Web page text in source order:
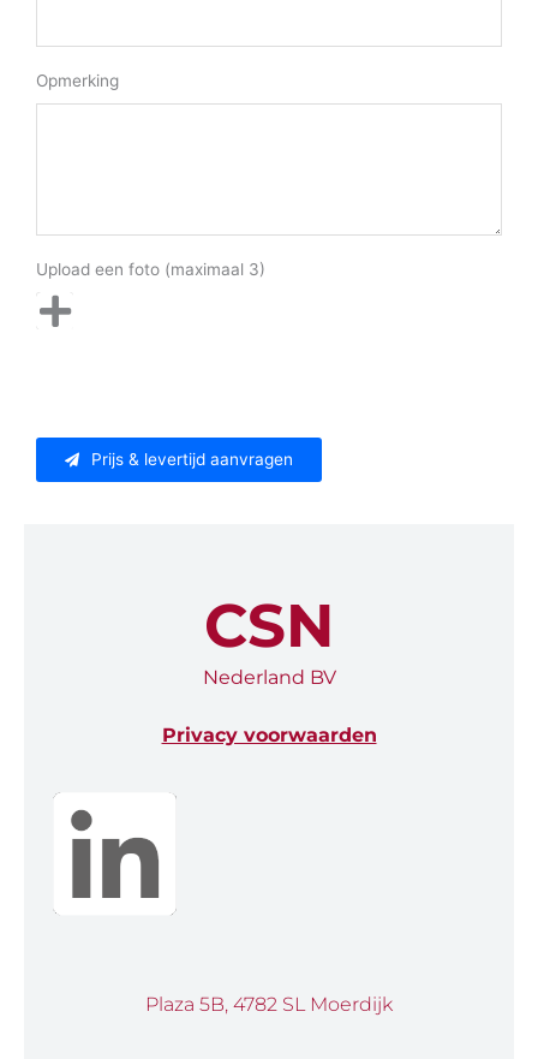
Opmerking
Upload een foto (maximaal 3)
Prijs & levertijd aanvragen
CSN
Nederland BV
Privacy voorwaarden
Plaza 5B, 4782 SL Moerdijk